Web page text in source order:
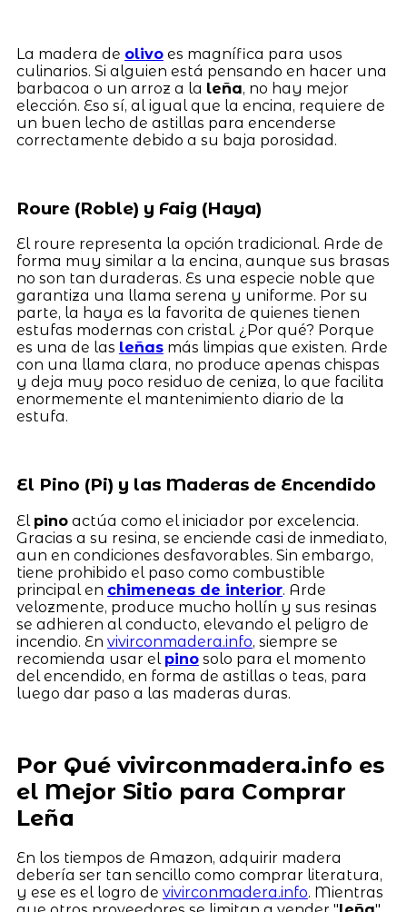
La madera de olivoes magnífica para usos
culinarios. Si alguien está pensando en hacer una
barbacoa o un arroz a la leña, no hay mejor
elección. Eso sí, al igual que la encina, requiere de
un buen lecho de astillas para encenderse
correctamente debido a su baja porosidad.
Roure (Roble) y Faig (Haya)
El roure representa la opción tradicional. Arde de
forma muy similar a la encina, aunque sus brasas
no son tan duraderas. Es una especie noble que
garantiza una llama serena y uniforme. Por su
parte, la haya es la favorita de quienes tienen
estufas modernas con cristal. ¿Por qué? Porque
es una de las leñasmás limpias que existen. Arde
con una llama clara, no produce apenas chispas
y deja muy poco residuo de ceniza, lo que facilita
enormemente el mantenimiento diario de la
estufa.
El Pino (Pi) y las Maderas de Encendido
El pinoactúa como el iniciador por excelencia.
Gracias a su resina, se enciende casi de inmediato,
aun en condiciones desfavorables. Sin embargo,
tiene prohibido el paso como combustible
principal en chimeneas de interior. Arde
velozmente, produce mucho hollín y sus resinas
se adhieren al conducto, elevando el peligro de
incendio. En vivirconmadera.info, siempre se
recomienda usar el pinosolo para el momento
del encendido, en forma de astillas o teas, para
luego dar paso a las maderas duras.
Por Qué vivirconmadera.info es
el Mejor Sitio para Comprar
Leña
En los tiempos de Amazon, adquirir madera
debería ser tan sencillo como comprar literatura,
y ese es el logro de vivirconmadera.info. Mientras